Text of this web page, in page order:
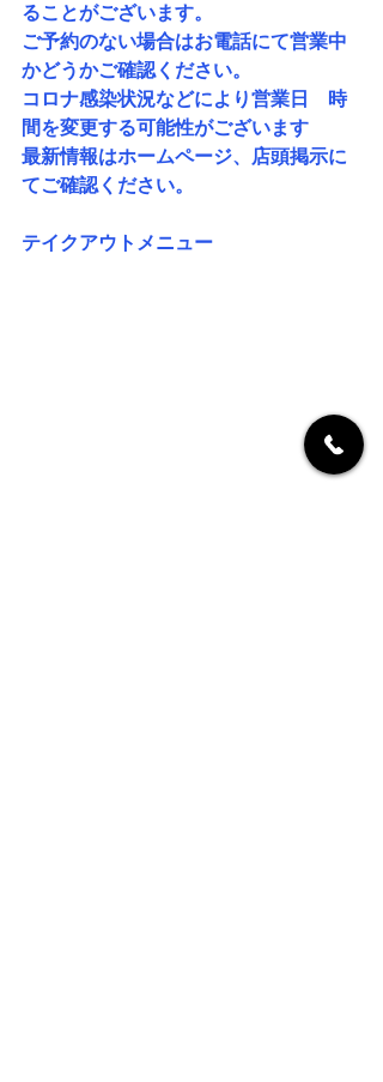
ることがございます。
ご予約のない場合はお電話にて営業中
かどうかご確認ください。
コロナ感染状況などにより営業日　時
間を変更する可能性がございます
最新情報はホームページ、店頭掲示に
てご確認ください。
テイクアウトメニュー